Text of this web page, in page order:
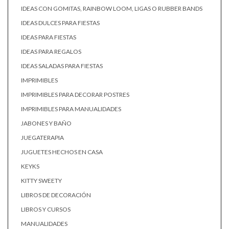
IDEAS CON GOMITAS, RAINBOW LOOM, LIGAS O RUBBER BANDS
IDEAS DULCES PARA FIESTAS
IDEAS PARA FIESTAS
IDEAS PARA REGALOS
IDEAS SALADAS PARA FIESTAS
IMPRIMIBLES
IMPRIMIBLES PARA DECORAR POSTRES
IMPRIMIBLES PARA MANUALIDADES
JABONES Y BAÑO
JUEGATERAPIA
JUGUETES HECHOS EN CASA
KEYKS
KITTY SWEETY
LIBROS DE DECORACIÓN
LIBROS Y CURSOS
MANUALIDADES